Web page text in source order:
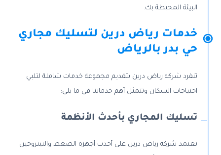
البيئة المحيطة بك.
خدمات رياض درين لتسليك مجاري
حي بدر بالرياض
تنفرد شركة رياض درين بتقديم مجموعة خدمات شاملة لتلبي
احتياجات السكان وتتمثل أهم خدماتنا في ما يلي:
تسليك المجاري بأحدث الأنظمة
تعتمد شركة رياض درين على أحدث أجهزة الضغط والنيتروجين